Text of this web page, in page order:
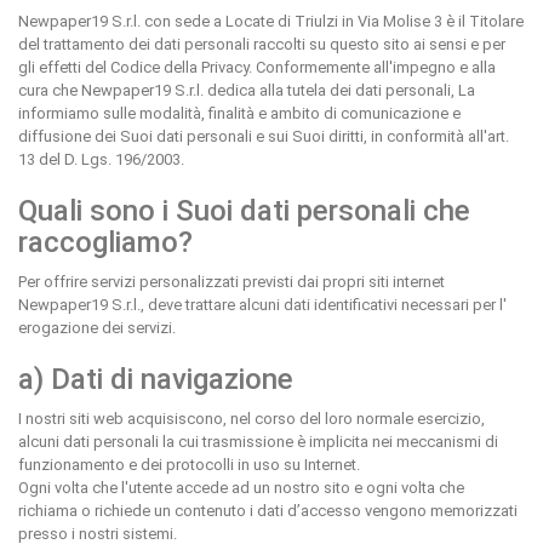
Newpaper19 S.r.l. con sede a Locate di Triulzi in Via Molise 3 è il Titolare
del trattamento dei dati personali raccolti su questo sito ai sensi e per
gli effetti del Codice della Privacy. Conformemente all'impegno e alla
cura che Newpaper19 S.r.l. dedica alla tutela dei dati personali, La
informiamo sulle modalità, finalità e ambito di comunicazione e
diffusione dei Suoi dati personali e sui Suoi diritti, in conformità all'art.
13 del D. Lgs. 196/2003.
Quali sono i Suoi dati personali che
raccogliamo?
Per offrire servizi personalizzati previsti dai propri siti internet
Newpaper19 S.r.l., deve trattare alcuni dati identificativi necessari per l'
erogazione dei servizi.
a) Dati di navigazione
I nostri siti web acquisiscono, nel corso del loro normale esercizio,
alcuni dati personali la cui trasmissione è implicita nei meccanismi di
funzionamento e dei protocolli in uso su Internet.
Ogni volta che l'utente accede ad un nostro sito e ogni volta che
richiama o richiede un contenuto i dati d’accesso vengono memorizzati
presso i nostri sistemi.